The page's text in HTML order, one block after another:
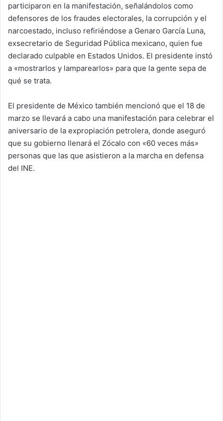
participaron en la manifestación, señalándolos como
defensores de los fraudes electorales, la corrupción y el
narcoestado, incluso refiriéndose a Genaro García Luna,
exsecretario de Seguridad Pública mexicano, quien fue
declarado culpable en Estados Unidos. El presidente instó
a «mostrarlos y lamparearlos» para que la gente sepa de
qué se trata.
El presidente de México también mencionó que el 18 de
marzo se llevará a cabo una manifestación para celebrar el
aniversario de la expropiación petrolera, donde aseguró
que su gobierno llenará el Zócalo con «60 veces más»
personas que las que asistieron a la marcha en defensa
del INE.